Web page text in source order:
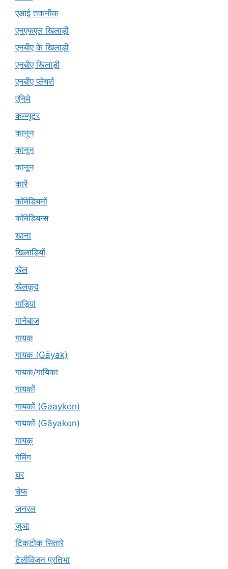
एआई तकनीक
एनएफएल खिलाड़ी
एनबीए के खिलाड़ी
एनबीए खिलाड़ी
एनबीए प्लेयर्स
एनिमे
कम्प्यूटर
कानुन
क़ानून
कानून
कारें
कॉमेडियनों
कॉमेडियन्स
खाना
खिलाड़ियों
खेल
खेलकूद
गाड़ियां
गानेबाज
गायक
गायक (Gāyak)
गायक/गायिका
गायकों
गायकों (Gaaykon)
गायकों (Gāyakon)
गायक्
गेमिंग
घर
चेफ
जनरल
जुआ
टिकटोक सितारे
टेलीविजन प्रतिभा